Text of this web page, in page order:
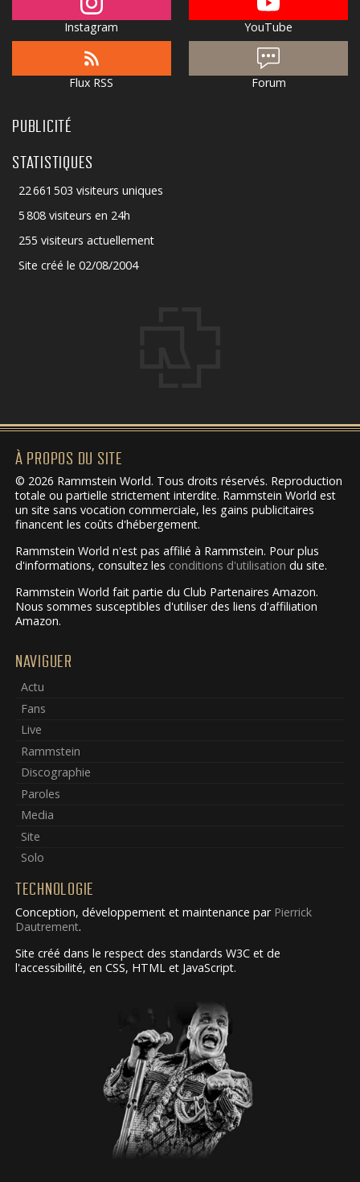
Instagram YouTube
Flux RSS Forum
PUBLICITÉ
STATISTIQUES
22 661 503 visiteurs uniques
5 808 visiteurs en 24h
255 visiteurs actuellement
Site créé le 02/08/2004
À PROPOS DU SITE
© 2026 Rammstein World. Tous droits réservés. Reproduction
totale ou partielle strictement interdite. Rammstein World est
un site sans vocation commerciale, les gains publicitaires
financent les coûts d'hébergement.
Rammstein World n'est pas affilié à Rammstein. Pour plus
d'informations, consultez les conditions d'utilisation du site.
Rammstein World fait partie du Club Partenaires Amazon.
Nous sommes susceptibles d'utiliser des liens d'affiliation
Amazon.
NAVIGUER
Actu
Fans
Live
Rammstein
Discographie
Paroles
Media
Site
Solo
TECHNOLOGIE
Conception, développement et maintenance par Pierrick
Dautrement.
Site créé dans le respect des standards W3C et de
l'accessibilité, en CSS, HTML et JavaScript.